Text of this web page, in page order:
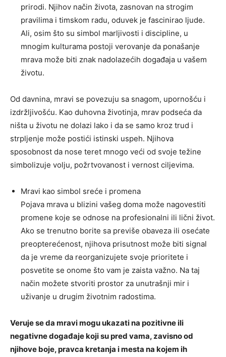
prirodi. Njihov način života, zasnovan na strogim
pravilima i timskom radu, oduvek je fascinirao ljude.
Ali, osim što su simbol marljivosti i discipline, u
mnogim kulturama postoji verovanje da ponašanje
mrava može biti znak nadolazećih događaja u vašem
životu.
Od davnina, mravi se povezuju sa snagom, upornošću i
izdržljivošću. Kao duhovna životinja, mrav podseća da
ništa u životu ne dolazi lako i da se samo kroz trud i
strpljenje može postići istinski uspeh. Njihova
sposobnost da nose teret mnogo veći od svoje težine
simbolizuje volju, požrtvovanost i vernost ciljevima.
Mravi kao simbol sreće i promena
Pojava mrava u blizini vašeg doma može nagovestiti
promene koje se odnose na profesionalni ili lični život.
Ako se trenutno borite sa previše obaveza ili osećate
preopterećenost, njihova prisutnost može biti signal
da je vreme da reorganizujete svoje prioritete i
posvetite se onome što vam je zaista važno. Na taj
način možete stvoriti prostor za unutrašnji mir i
uživanje u drugim životnim radostima.
Veruje se da mravi mogu ukazati na pozitivne ili
negativne događaje koji su pred vama, zavisno od
njihove boje, pravca kretanja i mesta na kojem ih